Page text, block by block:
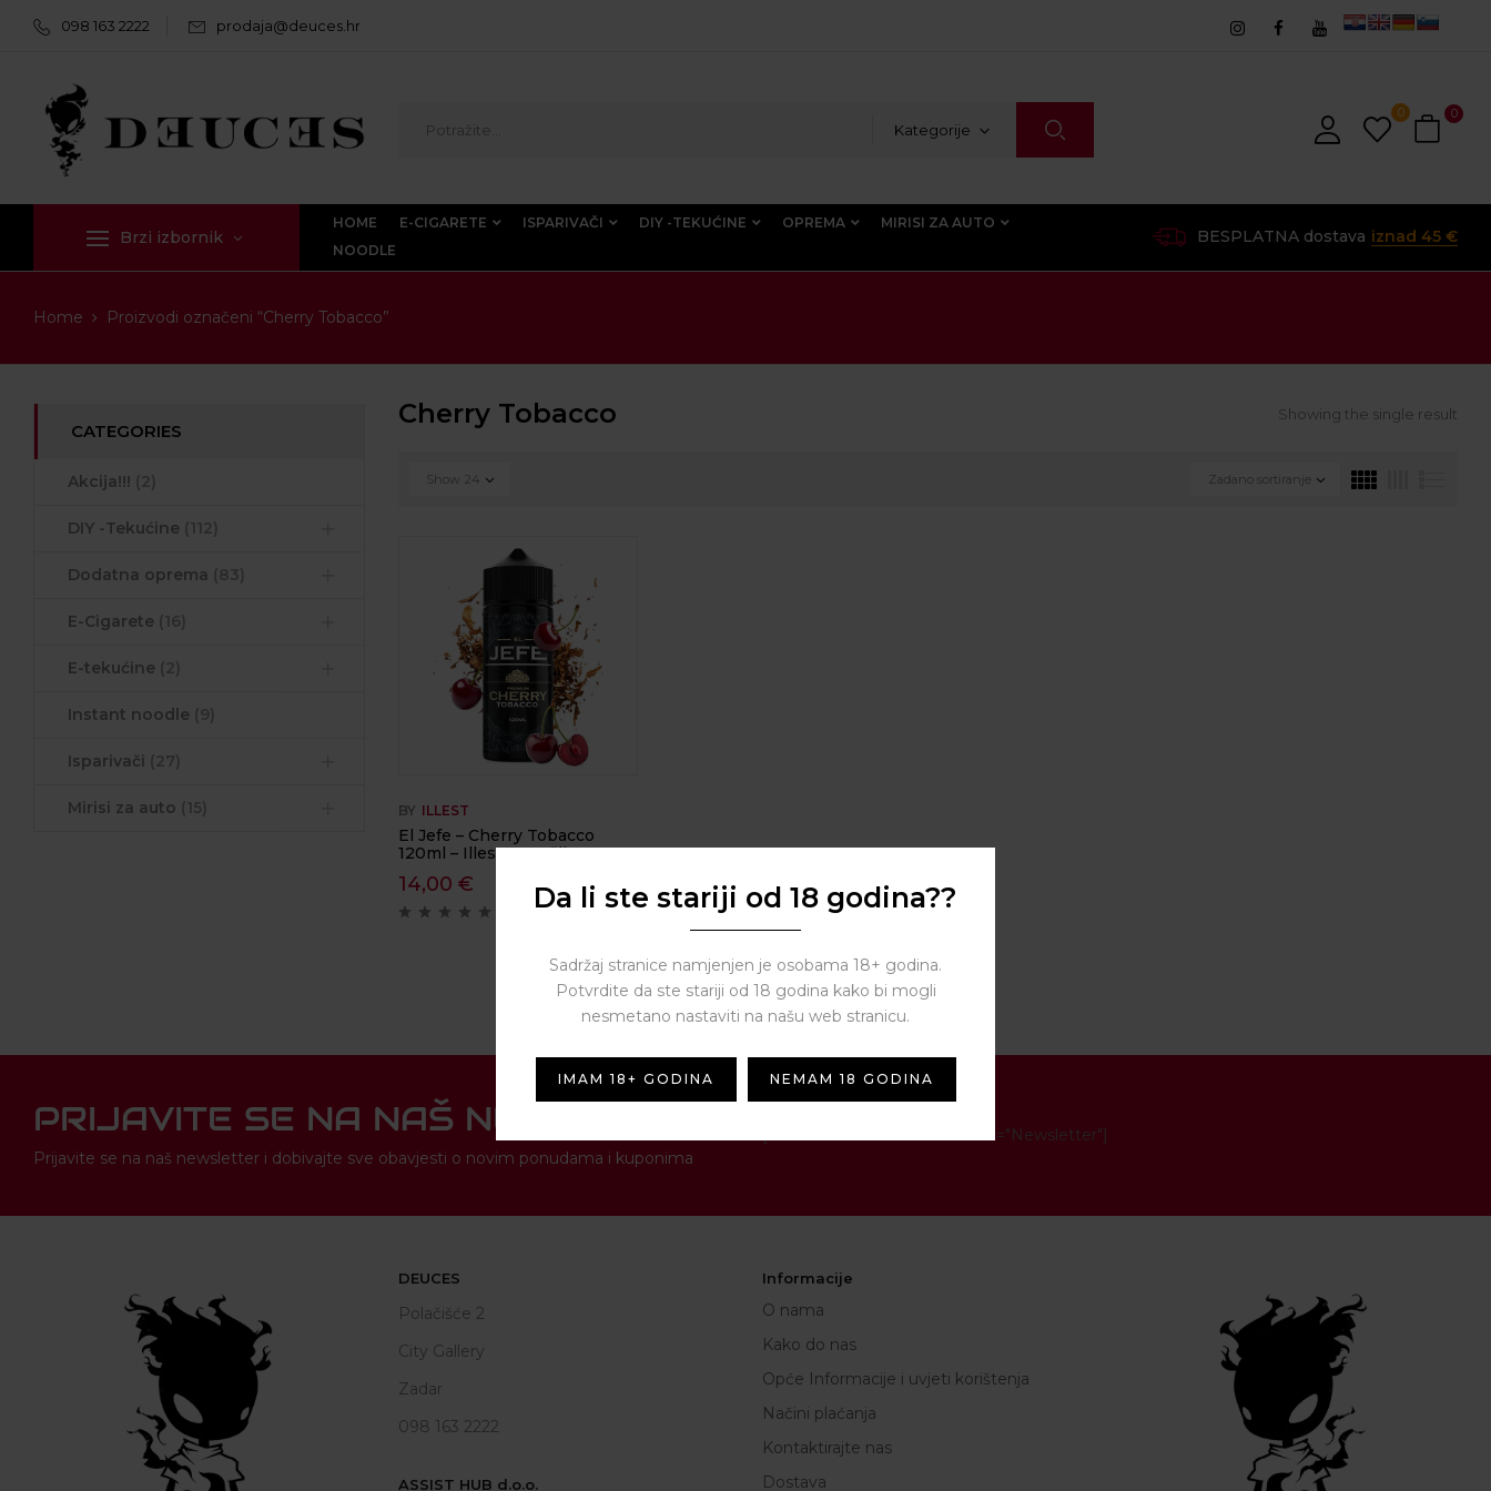
098 163 2222 prodaja@deuces.hr
Kategorije
0 0
Brzi izbornik
HOME E-CIGARETE ISPARIVAČI DIY -TEKUĆINE OPREMA
MIRISI ZA AUTO
NOODLE
BESPLATNA dostava iznad 45 €
Home Proizvodi označeni “Cherry Tobacco”
CATEGORIES
Akcija!!!
DIY -Tekućine
Dodatna oprema
E-Cigarete
E-tekućine
Instant noodle
Isparivači
Mirisi za auto
Cherry Tobacco Showing the single result
Zadano sortiranje
Show 24
BY ILLEST
El Jefe – Cherry Tobacco
120ml – Illest Longfill
14,00 €
( 0 reviews )
PRIJAVITE SE NA NAŠ NEWSLETTER
Prijavite se na naš newsletter i dobivajte sve obavjesti o novim ponudama i kuponima
[contact-form-7 id="1287" title="Newsletter"]
DEUCES
Polačišće 2
City Gallery
Zadar
098 163 2222
ASSIST HUB d.o.o.
Informacije
O nama
Kako do nas
Opće Informacije i uvjeti korištenja
Načini plaćanja
Kontaktirajte nas
Dostava
Da li ste stariji od 18 godina??
Sadržaj stranice namjenjen je osobama 18+ godina.
Potvrdite da ste stariji od 18 godina kako bi mogli
nesmetano nastaviti na našu web stranicu.
IMAM 18+ GODINA NEMAM 18 GODINA